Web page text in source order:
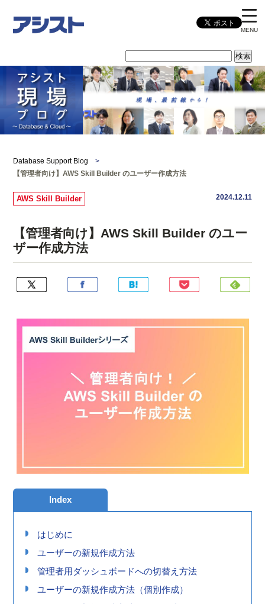
MENU
Database Support Blog
>
【管理者向け】AWS Skill Builder のユーザー作成方法
AWS Skill Builder 2024.12.11
【管理者向け】AWS Skill Builder のユー
ザー作成方法
Index
はじめに
ユーザーの新規作成方法
管理者用ダッシュボードへの切替え方法
ユーザーの新規作成方法（個別作成）